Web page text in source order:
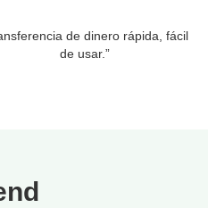
de dinero rápida, fácil
de usar.”